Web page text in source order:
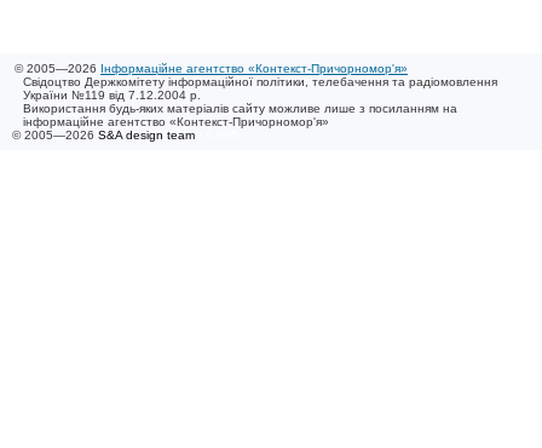
© 2005—2026 Інформаційне агентство «Контекст-Причорномор'я»
Свідоцтво Держкомітету інформаційної політики, телебачення та радіомовлення
України №119 від 7.12.2004 р.
Використання будь-яких матеріалів сайту можливе лише з посиланням на
інформаційне агентство «Контекст-Причорномор'я»
© 2005—2026 S&A design team